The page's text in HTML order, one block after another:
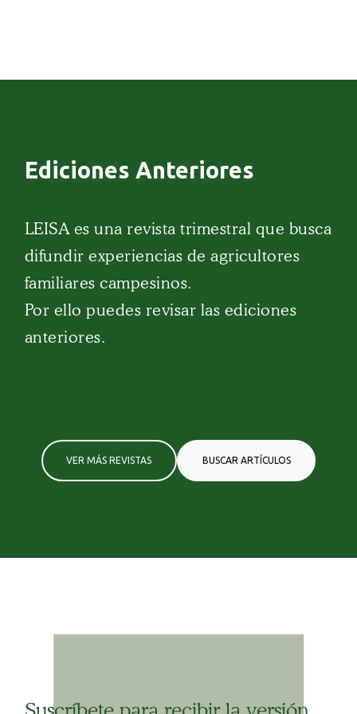
Ediciones Anteriores
LEISA es una revista trimestral que busca
difundir experiencias de agricultores
familiares campesinos.
Por ello puedes revisar las ediciones
anteriores.
VER MÁS REVISTAS BUSCAR ARTÍCULOS